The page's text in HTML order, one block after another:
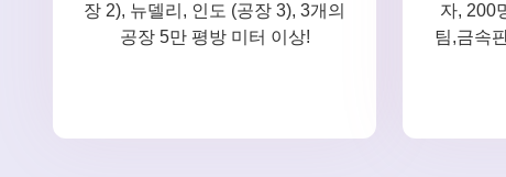
장 2), 뉴델리, 인도 (공장 3), 3개의
공장 5만 평방 미터 이상!
자, 200
팀,금속